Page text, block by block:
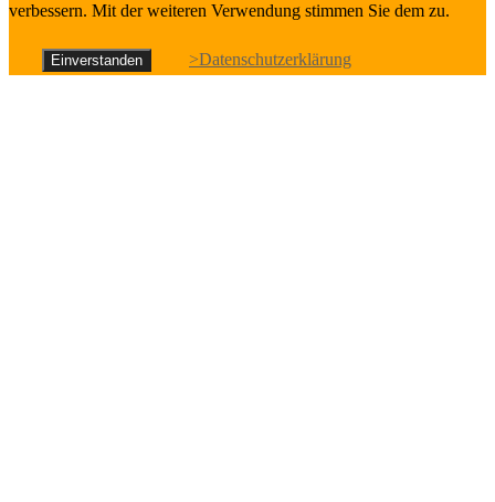
verbessern. Mit der weiteren Verwendung stimmen Sie dem zu.
Einverstanden >Datenschutzerklärung